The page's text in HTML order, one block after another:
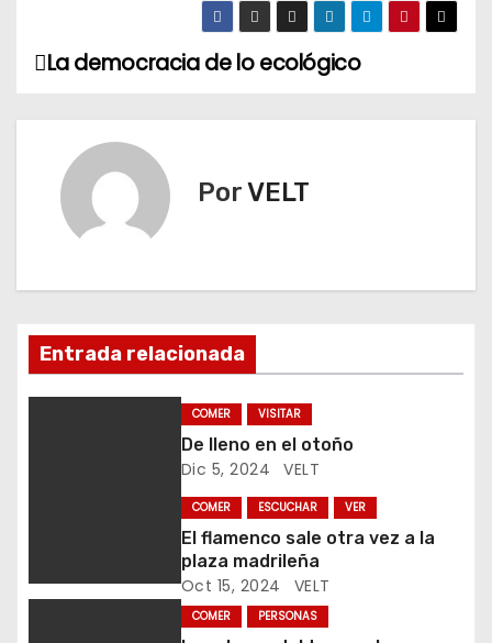
N
a
a
c
i
e
La democracia de lo ecológico
PorVELT
Entrada relacionada
COMER VISITAR
De lleno en el otoño
Dic 5, 2024 VELT
COMER ESCUCHAR VER
El flamenco sale otra vez a la
plaza madrileña
Oct 15, 2024 VELT
COMER PERSONAS